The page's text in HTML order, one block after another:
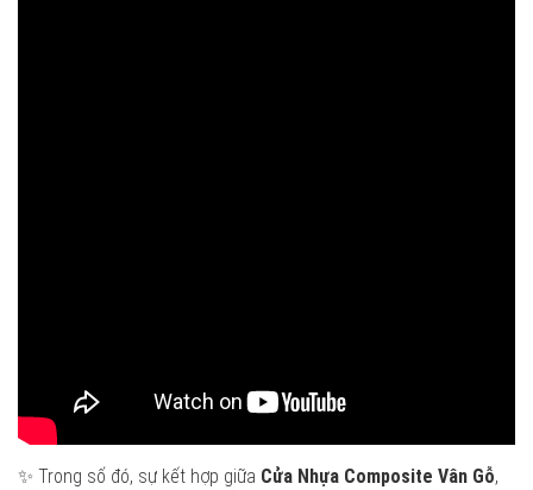
✨ Trong số đó, sự kết hợp giữa Cửa Nhựa Composite Vân Gỗ,